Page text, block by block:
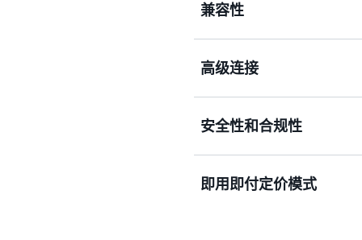
兼容性
解决方案的互操作性和兼容
高级连接
络交换消息。
安全性和合规性
同时确保符合包括
即用即付定价模式